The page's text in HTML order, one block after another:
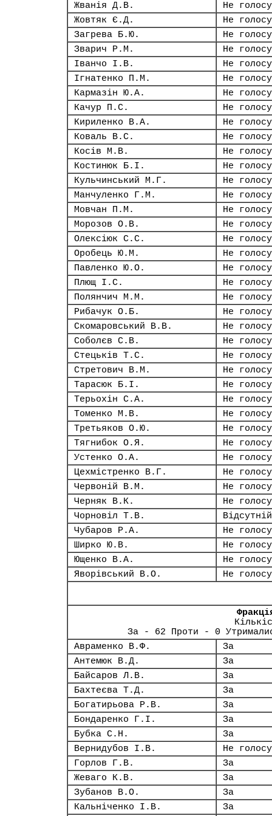
Жванія Д.В.
Не
Жовтяк Є.Д.
Не
Загрева Б.Ю.
Не
Зварич Р.М.
Не
Іванчо І.В.
Не
Ігнатенко П.М.
Не
Кармазін Ю.А.
Не
Качур П.С.
Не
Кириленко В.А.
Не
Коваль В.С.
Не
Косів М.В.
Не
Костинюк Б.І.
Не
Кульчинський М.Г.
Не
Манчуленко Г.М.
Не
Мовчан П.М.
Не
Морозов О.В.
Не
Олексіюк С.С.
Не
Оробець Ю.М.
Не
Павленко Ю.О.
Не
Плющ І.С.
Не
Полянчич М.М.
Не
Рибачук О.Б.
Не
Скомаровський В.В.
Не
Соболєв С.В.
Не
Стецьків Т.С.
Не
Стретович В.М.
Не
Тарасюк Б.І.
Не
Терьохін С.А.
Не
Томенко М.В.
Не
Третьяков О.Ю.
Не
Тягнибок О.Я.
Не
Устенко О.А.
Не
Цехмістренко В.Г.
Не
Червоній В.М.
Не
Черняк В.К.
Не
Чорновіл Т.В.
Відсутній
Чубаров Р.А.
Не
Ширко Ю.В.
Не
Ющенко В.А.
Не
Яворівський В.О.
Не
За - 62 Проти - 0
Авраменко В.Ф.
За
Антемюк В.Д.
За
Байсаров Л.В.
За
Бахтеєва Т.Д.
За
Богатирьова Р.В.
За
Бондаренко Г.І.
За
Бубка С.Н.
За
Вернидубов І.В.
Не
Горлов Г.В.
За
Жеваго К.В.
За
Зубанов В.О.
За
Кальніченко І.В.
За